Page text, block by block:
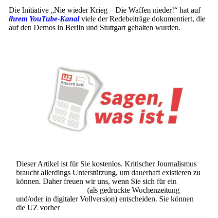
Die Initiative „Nie wieder Krieg – Die Waffen nieder!“ hat auf
ihrem YouTube-Kanalviele der Redebeiträge dokumentiert, die
auf den Demos in Berlin und Stuttgart gehalten wurden.
Dieser Artikel ist für Sie kostenlos. Kritischer Journalismus
braucht allerdings Unterstützung, um dauerhaft existieren zu
können. Daher freuen wir uns, wenn Sie sich für ein
(als gedruckte Wochenzeitung
und/oder in digitaler Vollversion) entscheiden. Sie können
die UZ vorher
.